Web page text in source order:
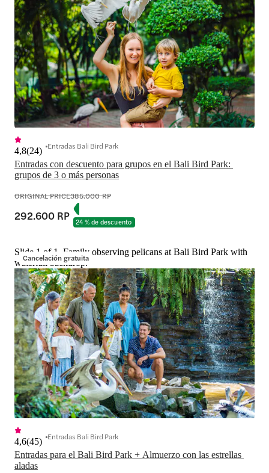
Entradas con descuento para grupos en el Bali Bird Park:
grupos de 3 o más personas
4,8(24) Entradas Bali Bird Park
ORIGINAL PRICE385.000 RP
292.600 RP 24 % de descuento
Cancelación gratuita
Slide 1 of 1, Family observing pelicans at Bali Bird Park with
waterfall backdrop.
Entradas para el Bali Bird Park + Almuerzo con las estrellas
aladas
4,6(45) Entradas Bali Bird Park